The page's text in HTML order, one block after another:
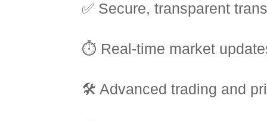
✅ Secure, transparent
⏱️ Real-time market
🛠️ Advanced trading and